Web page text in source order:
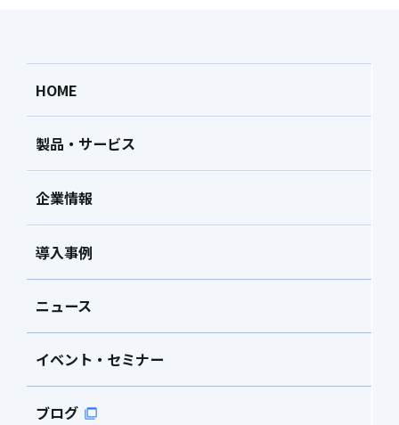
HOME
製品・サービス
企業情報
導入事例
ニュース
イベント・セミナー
ブログ